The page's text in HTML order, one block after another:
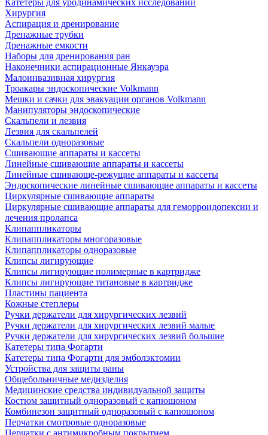
Катетеры для уродинамических исследований
Хирургия
Аспирация и дренирование
Дренажные трубки
Дренажные емкости
Наборы для дренирования ран
Наконечники аспирационные Янкауэра
Малоинвазивная хирургия
Троакары эндоскопические Volkmann
Мешки и сачки для эвакуации органов Volkmann
Манипуляторы эндоскопические
Скальпели и лезвия
Лезвия для скальпелей
Скальпели одноразовые
Сшивающие аппараты и кассеты
Линейные сшивающие аппараты и кассеты
Линейные сшивающе-режущие аппараты и кассеты
Эндоскопические линейные сшивающие аппараты и кассеты
Циркулярные сшивающие аппараты
Циркулярные сшивающие аппараты для геморроидопексии и
лечения пролапса
Клипаппликаторы
Клипаппликаторы многоразовые
Клипаппликаторы одноразовые
Клипсы лигирующие
Клипсы лигирующие полимерные в картридже
Клипсы лигирующие титановые в картридже
Пластины пациента
Кожные степлеры
Ручки держатели для хирургических лезвий
Ручки держатели для хирургических лезвий малые
Ручки держатели для хирургических лезвий большие
Катетеры типа Фогарти
Катетеры типа Фогарти для эмболэктомии
Устройства для защиты раны
Общебольничные медизделия
Медицинские средства индивидуальной защиты
Костюм защитный одноразовый с капюшоном
Комбинезон защитный одноразовый с капюшоном
Перчатки смотровые одноразовые
Перчатки с антимикробным покрытием